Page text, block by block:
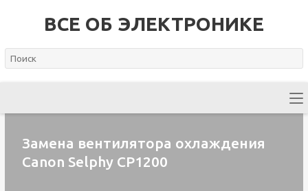
ВСЕ ОБ ЭЛЕКТРОНИКЕ
Замена вентилятора охлаждения
Canon Selphy CP1200